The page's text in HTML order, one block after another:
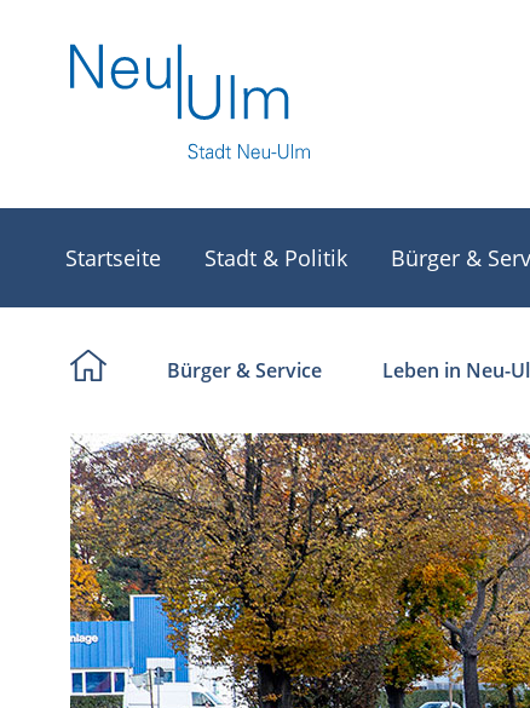
Startseite Stadt & Politik Bürger &
Bürger & Service Leben in Neu-